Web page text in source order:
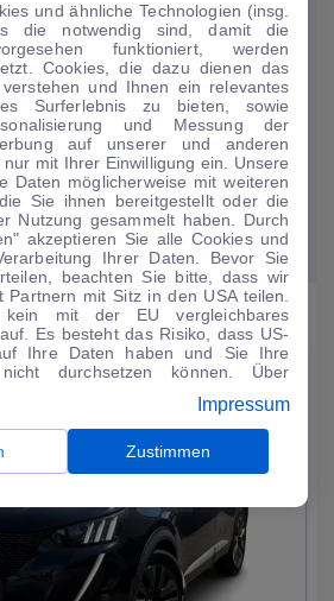
aktuelle Nachrichten rund ums Auto. All das
- bequem per E-Mail direkt in Ihr Postfach. Sie
zu den aktuellen Nachrichten kostenlos
sind so immer sofort informiert.
JETZT ANMELDEN
VOM AUTOMARKT
und ähnliche Technologien (insg.
die notwendig sind, damit die
funktioniert, werden
Cookies, die dazu dienen das
und Ihnen ein relevantes
Surferlebnis zu bieten, sowie
und Messung der
auf unserer und anderen
mit Ihrer Einwilligung ein. Unsere
Daten möglicherweise mit weiteren
Sie ihnen bereitgestellt oder die
Nutzung gesammelt haben. Durch
akzeptieren Sie alle Cookies und
Ihrer Daten. Bevor Sie
beachten Sie bitte, dass wir
mit Sitz in den USA teilen.
mit der EU vergleichbares
Es besteht das Risiko, dass US-
Ihre Daten haben und Sie Ihre
nicht durchsetzen können. Über
auch später jederzeit im Bereich
Weitere Informationen finden
.
Impressum
Zustimmen